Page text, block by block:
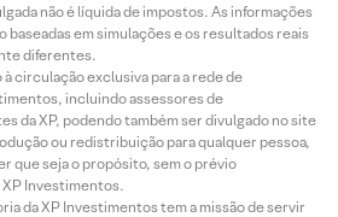
não é líquida de impostos. As informações
em simulações e os resultados reais
diferentes.
circulação exclusiva para a rede de
incluindo assessores de
da XP, podendo também ser divulgado no site
ou redistribuição para qualquer pessoa,
que seja o propósito, sem o prévio
Investimentos.
da XP Investimentos tem a missão de servir